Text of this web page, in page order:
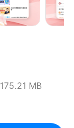
会为了你让自己
等法学专家教
专属错题本，
点掌握；
题记录和错题
175.21 MB